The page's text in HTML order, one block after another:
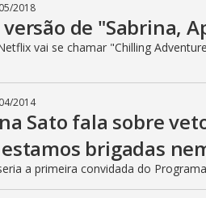
2018
versão de "Sabrina,
vai se chamar "Chilling
2014
Sato fala sobre
brigadas
a primeira convidada do